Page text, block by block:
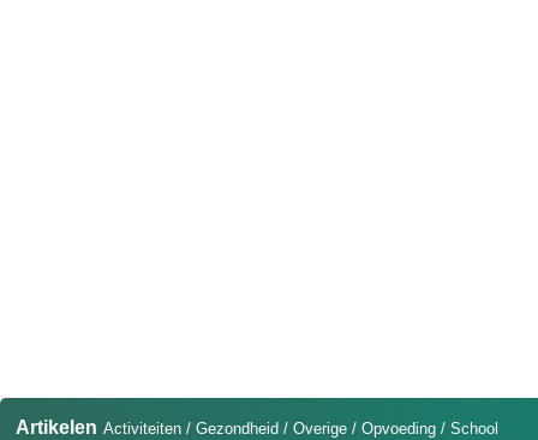
Artikelen Activiteiten / Gezondheid / Overige / Opvoeding / School